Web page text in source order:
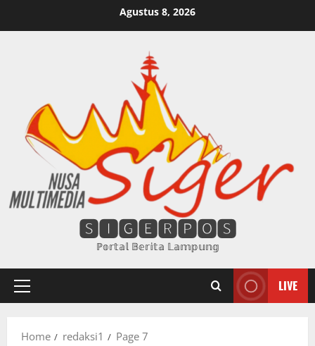
Agustus 8, 2026
🆂🅸🅶🅴🆁🅿🅾🆂
ℙ𝕠𝕣𝕥𝕒𝕝 𝔹𝕖𝕣𝕚𝕥𝕒 𝕃𝕒𝕞𝕡𝕦𝕟𝕘
Primary
LIVE
Home redaksi1 Page 7